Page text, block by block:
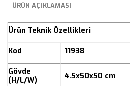
ÜRÜN AÇIKLAMASI
Ürün Teknik Özellikleri
Kod 11938
Gövde
(H/L/W)
4.5x50x50 cm